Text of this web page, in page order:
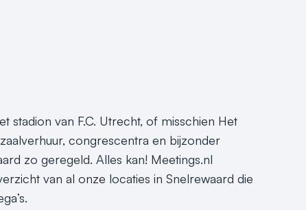
stadion van F.C. Utrecht, of misschien Het
congrescentra en bijzonder
zo geregeld. Alles kan! Meetings.nl
van al onze locaties in Snelrewaard die